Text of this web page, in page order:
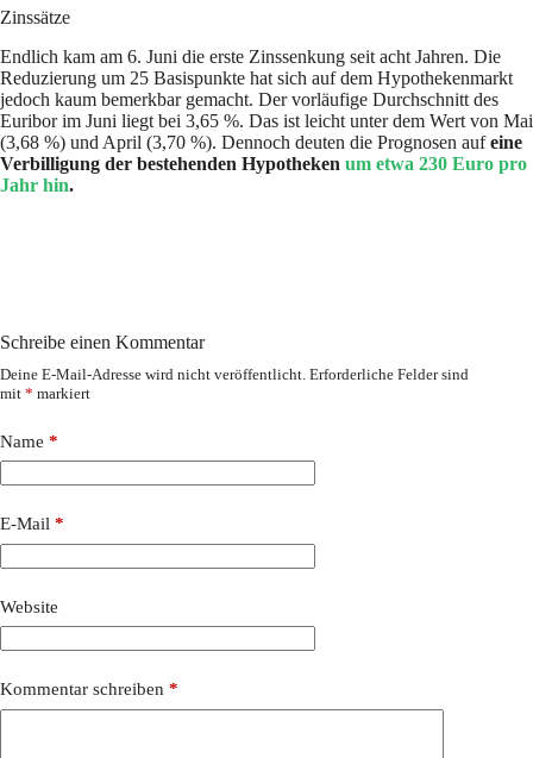
Zinssätze
Endlich kam am 6. Juni die erste Zinssenkung seit acht Jahren. Die
Reduzierung um 25 Basispunkte hat sich auf dem Hypothekenmarkt
jedoch kaum bemerkbar gemacht. Der vorläufige Durchschnitt des
Euribor im Juni liegt bei 3,65 %. Das ist leicht unter dem Wert von Mai
(3,68 %) und April (3,70 %). Dennoch deuten die Prognosen aufeine
Verbilligung der bestehenden Hypotheken um etwa 230 Euro pro
Jahr hin.
Schreibe einen Kommentar
Deine E-Mail-Adresse wird nicht veröffentlicht. Erforderliche Felder sind
mit * markiert
Name *
E-Mail *
Website
Kommentar schreiben *